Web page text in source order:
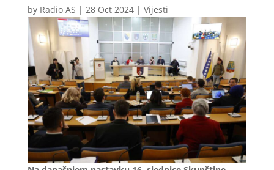
by Radio AS | 28 Oct 2024| Vijesti